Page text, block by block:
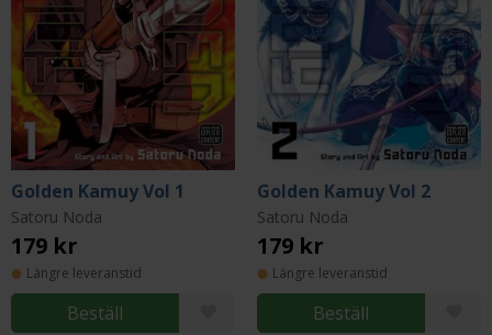
Golden Kamuy Vol 1
Satoru Noda
179 kr
Längre leveranstid
Beställ
Golden Kamuy Vol 2
Satoru Noda
179 kr
Längre leveranstid
Beställ